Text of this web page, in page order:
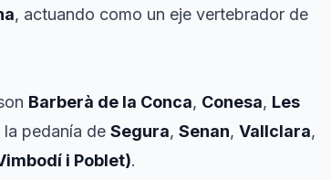
, actuando como un eje vertebrador de
Barberà de la Conca, Conesa, Les
la pedanía de Segura, Senan, Vallclara,
i Poblet).